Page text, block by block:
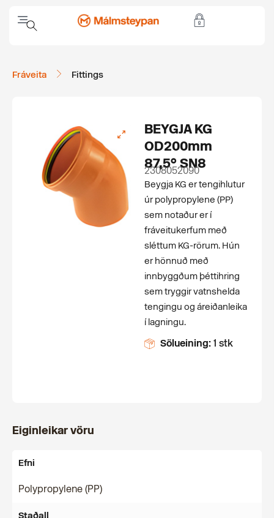
Fráveita Fittings
BEYGJA KG
OD200mm
87,5° SN8
2308052090
Beygja KG er tengihlutur
úr polypropylene (PP)
sem notaður er í
fráveitukerfum með
sléttum KG-rörum. Hún
er hönnuð með
innbyggðum þéttihring
sem tryggir vatnshelda
tengingu og áreiðanleika
í lagningu.
Sölueining:1 stk
Eiginleikar vöru
Efni
Polypropylene (PP)
Staðall